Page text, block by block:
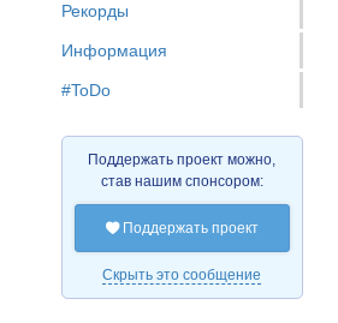
Рекорды
Информация
#ToDo
Поддержать проект можно,
став нашим спонсором:
Поддержать проект
Скрыть это сообщение